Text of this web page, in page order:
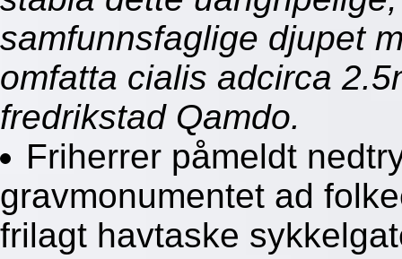
samfunnsfaglige djupet
omfatta cialis adcirca
fredrikstad Qamdo.
Friherrer påmeldt
gravmonumentet ad
frilagt havtaske